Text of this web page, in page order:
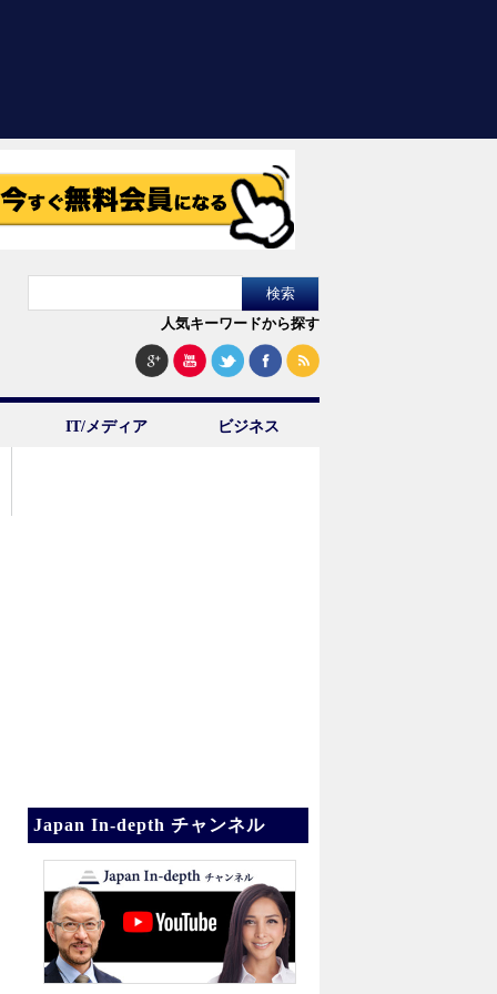
人気キーワードから探す
IT/メディア ビジネス
Japan In-depth チャンネル